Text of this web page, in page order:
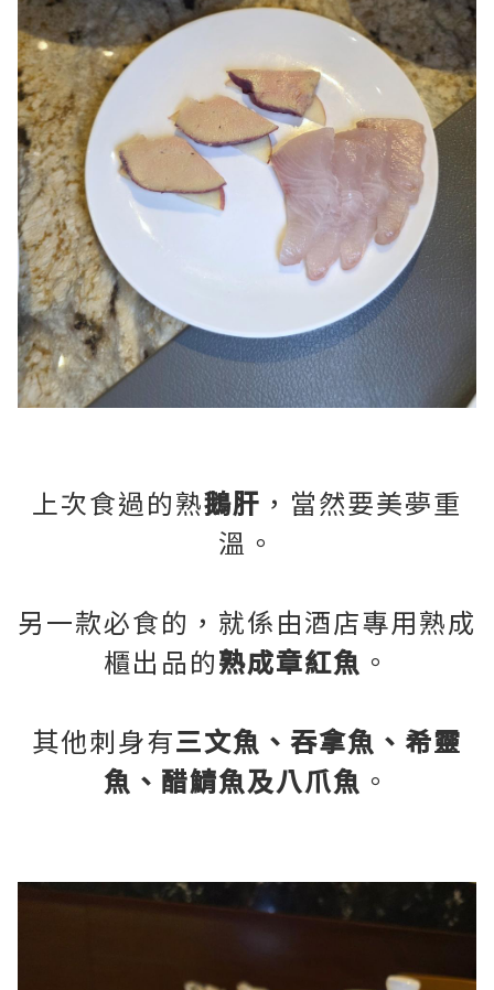
上次食過的熟鵝肝 ，當然要美夢重
溫。
另一款必食的，就係由酒店專用熟成
櫃出品的熟成章紅魚 。
其他刺身有三文魚、吞拿魚、希靈
魚、醋鯖魚及八爪魚 。